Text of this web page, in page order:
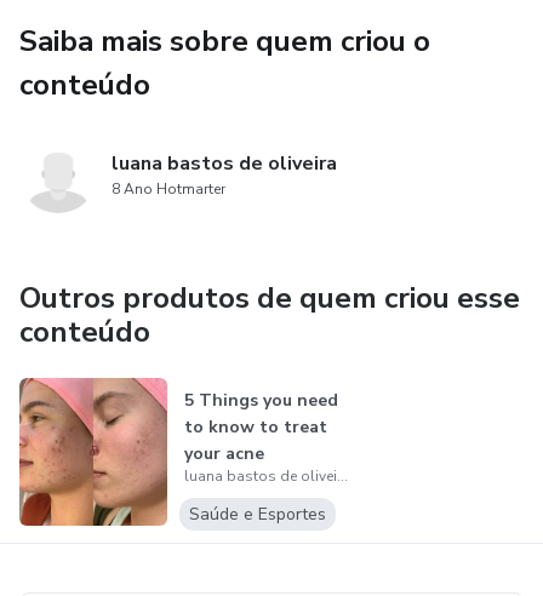
Saiba mais sobre quem criou o
conteúdo
luana bastos de oliveira
8 Ano Hotmarter
Outros produtos de quem criou esse
conteúdo
5 Things you need
to know to treat
your acne
luana bastos de oliveira
Saúde e Esportes